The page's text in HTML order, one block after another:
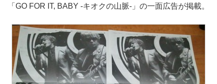
「GO FOR IT, BABY -キオクの山脈-」の一面広告が掲載。